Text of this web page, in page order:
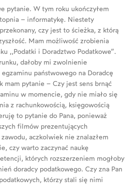
pytanie. W tym roku ukończyłem
– informatykę. Niestety
czy jest to ścieżka, z którą
Mam możliwość zrobienia
,,Podatki i Doradztwo Podatkowe”.
dałoby mi zwolnienie
państwowego na Doradcę
mam pytanie – Czy jest sens brnąć
w momencie, gdy nie miało się
z rachunkowością, księgowością
to pytanie do Pana, ponieważ
filmów prezentujących
aczkolwiek nie znalazłem
czy warto zaczynać naukę
których rozszerzeniem mogłoby
doradcy podatkowego. Czy zna Pan
którzy stali się nimi